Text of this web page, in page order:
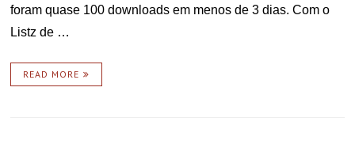
foram quase 100 downloads em menos de 3 dias. Com o
Listz de …
READ MORE